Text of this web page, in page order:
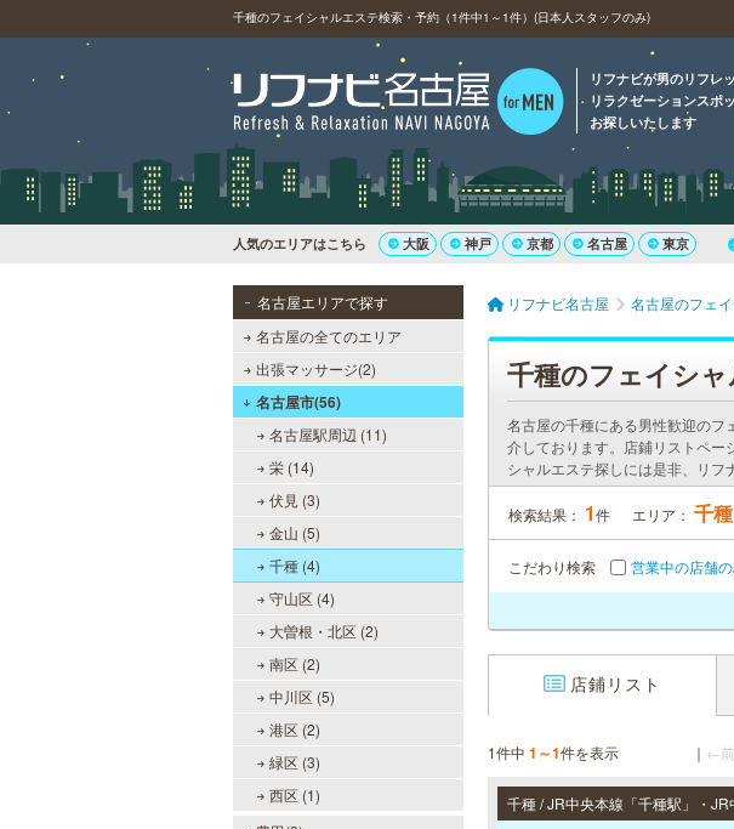
千種のフェイシャルエステ検索・予約（1件中1～1件）(日本人スタッフのみ)
リフナビが男のリフレ
リラクゼーションスポ
お探しいたします
人気のエリアはこちら 大阪 神戸 京都 名古屋 東京
名古屋エリアで探す
名古屋の全てのエリア
出張マッサージ(2)
名古屋市(56)
名古屋駅周辺 (11)
栄 (14)
伏見 (3)
金山 (5)
千種 (4)
守山区 (4)
大曽根・北区 (2)
南区 (2)
中川区 (5)
港区 (2)
緑区 (3)
西区 (1)
リフナビ名古屋 名古屋のフェ
千種のフェイシ
名古屋の千種にある男性歓迎のフ
介しております。店鋪リストペー
シャルエステ探しには是非、リフ
検索結果： 1件 エリア： 千種
こだわり検索 営業中の店舗
店鋪リスト
1件中 1～1件を表示 ｜ ←
千種 / JR中央本線「千種駅」・